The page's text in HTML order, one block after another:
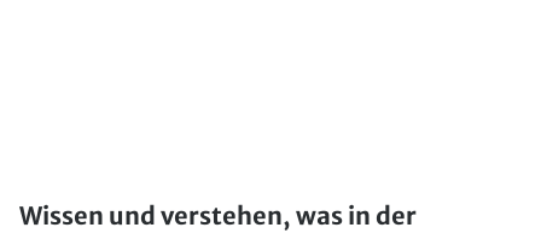
Wissen und verstehen, was in der